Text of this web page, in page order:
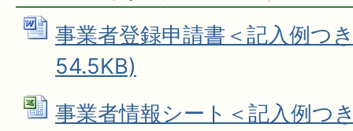
事業者登録申請書＜記入例つ
54.5KB)
事業者情報シート＜記入例つ